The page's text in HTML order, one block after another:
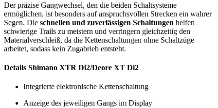
Der präzise Gangwechsel, den die beiden Schaltsysteme
ermöglichen, ist besonders auf anspruchsvollen Strecken ein wahrer
Segen. Die schnellen und zuverlässigen Schaltungen helfen
schwierige Trails zu meistern und verringern gleichzeitig den
Materialverschleiß, da die Kettenschaltungen ohne Schaltzüge
arbeitet, sodass kein Zugabrieb entsteht.
Details Shimano XTR Di2/Deore XT Di2
Integrierte elektronische Kettenschaltung
Anzeige des jeweiligen Gangs im Display